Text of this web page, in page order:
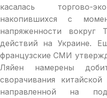
касалась торгово-
накопившихся с
напряженности вокруг
действий на Украине.
французские СМИ
Ляйен намерены
сворачивания
направленной на